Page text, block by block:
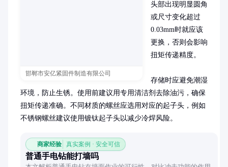
邯郸市安亿紧固件制造有限公司
头部出现明显圆角
或尺寸变化超过
0.03mm时就应该
更换，否则会影响
扭矩传递精度。
存储时应避免潮湿
环境，防止生锈。使用前建议用专用清洁剂去除油污，确保
扭矩传递准确。不同材质的螺丝应选用对应的起子头，例如
不锈钢螺丝建议使用镀钛起子头以减少冷焊风险。
商家经验 真实案例 · 安全可信
普通手电钻能打墙吗